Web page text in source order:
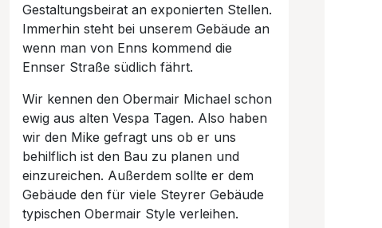
Gestaltungsbeirat an exponierten Stellen.
Immerhin steht bei unserem Gebäude an
wenn man von Enns kommend die
Ennser Straße südlich fährt.
Wir kennen den Obermair Michael schon
ewig aus alten Vespa Tagen. Also haben
wir den Mike gefragt uns ob er uns
behilflich ist den Bau zu planen und
einzureichen. Außerdem sollte er dem
Gebäude den für viele Steyrer Gebäude
typischen Obermair Style verleihen.